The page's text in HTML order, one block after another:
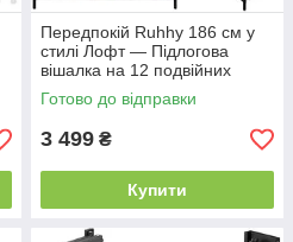
Передпокій Ruhhy 186 см у
стилі Лофт — Підлогова
вішалка на 12 подвійних
гачків та лавка для взуття з
сидінням (МДФ), металевий
Готово до відправки
3 499 ₴
Купити